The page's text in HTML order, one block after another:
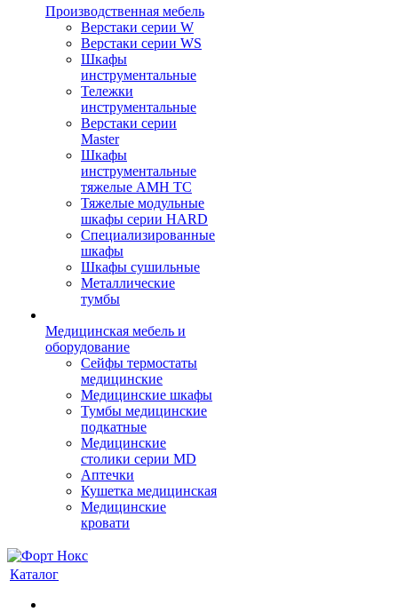
Производственная мебель
Верстаки серии W
Верстаки серии WS
Шкафы
инструментальные
Тележки
инструментальные
Верстаки серии
Master
Шкафы
инструментальные
тяжелые AMH TC
Тяжелые модульные
шкафы серии HARD
Cпециализированные
шкафы
Шкафы сушильные
Металлические
тумбы
Медицинская мебель и
оборудование
Сейфы термостаты
медицинские
Медицинские шкафы
Тумбы медицинские
подкатные
Медицинские
столики серии MD
Аптечки
Кушетка медицинская
Медицинские
кровати
Каталог